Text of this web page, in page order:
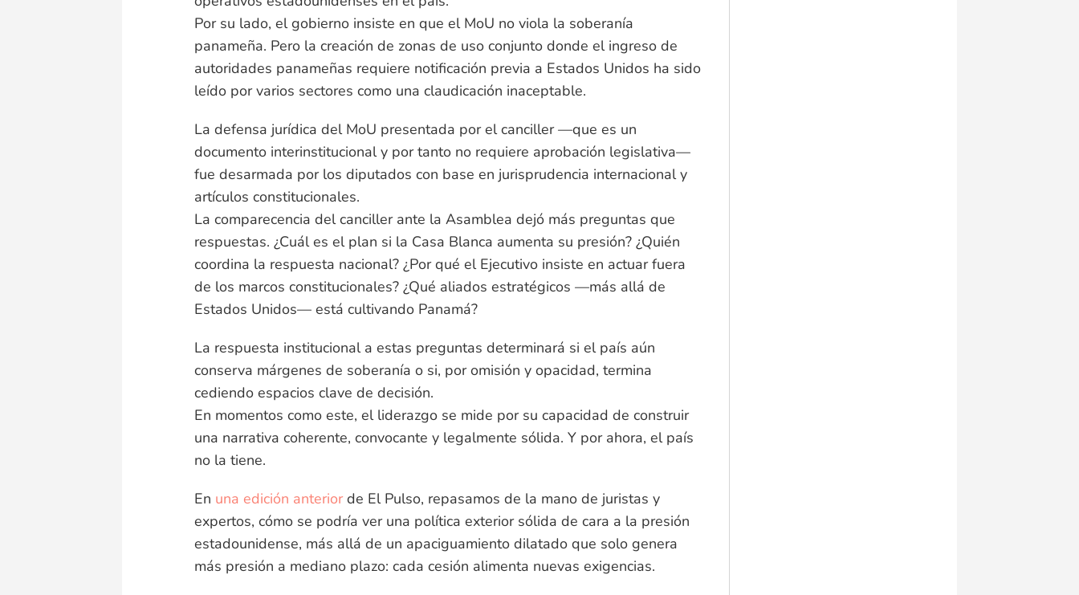
Por su lado, el gobierno insiste en que el MoU no viola la soberanía
panameña. Pero la creación de zonas de uso conjunto donde el ingreso de
autoridades panameñas requiere notificación previa a Estados Unidos ha sido
leído por varios sectores como una claudicación inaceptable.
La defensa jurídica del MoU presentada por el canciller —que es un
documento interinstitucional y por tanto no requiere aprobación legislativa—
fue desarmada por los diputados con base en jurisprudencia internacional y
artículos constitucionales.
La comparecencia del canciller ante la Asamblea dejó más preguntas que
respuestas. ¿Cuál es el plan si la Casa Blanca aumenta su presión? ¿Quién
coordina la respuesta nacional? ¿Por qué el Ejecutivo insiste en actuar fuera
de los marcos constitucionales? ¿Qué aliados estratégicos —más allá de
Estados Unidos— está cultivando Panamá?
La respuesta institucional a estas preguntas determinará si el país aún
conserva márgenes de soberanía o si, por omisión y opacidad, termina
cediendo espacios clave de decisión.
En momentos como este, el liderazgo se mide por su capacidad de construir
una narrativa coherente, convocante y legalmente sólida. Y por ahora, el país
no la tiene.
En una edición anteriorde El Pulso, repasamos de la mano de juristas y
expertos, cómo se podría ver una política exterior sólida de cara a la presión
estadounidense, más allá de un apaciguamiento dilatado que solo genera
más presión a mediano plazo: cada cesión alimenta nuevas exigencias.